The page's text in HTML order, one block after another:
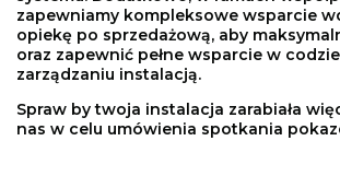
zapewniamy kompleksowe wsparcie
opiekę po sprzedażową, aby
oraz zapewnić pełne wsparcie w
zarządzaniu instalacją.
Spraw by twoja instalacja zarabiała
nas w celu umówienia spotkania